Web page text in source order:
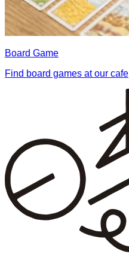
Board Game
Find board games at our cafe